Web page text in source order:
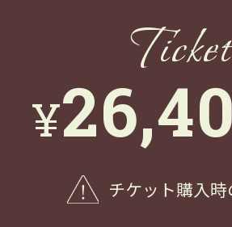
Ticket
¥
チケット購入